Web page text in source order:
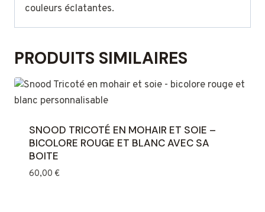
couleurs éclatantes.
PRODUITS SIMILAIRES
SNOOD TRICOTÉ EN MOHAIR ET SOIE –
BICOLORE ROUGE ET BLANC AVEC SA
BOITE
60,00 €